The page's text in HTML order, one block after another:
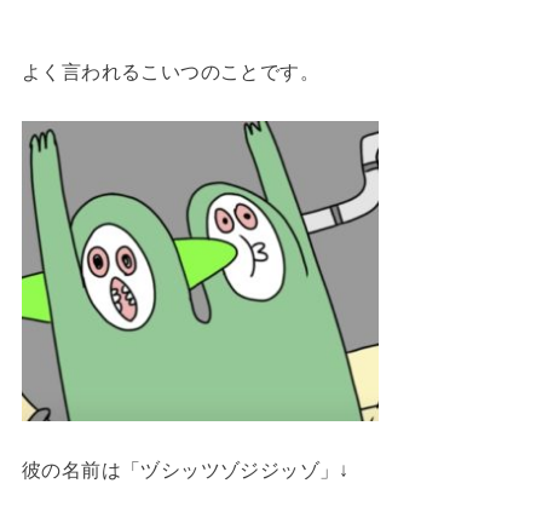
よく言われるこいつのことです。
彼の名前は「ヅシッツゾジジッゾ」↓